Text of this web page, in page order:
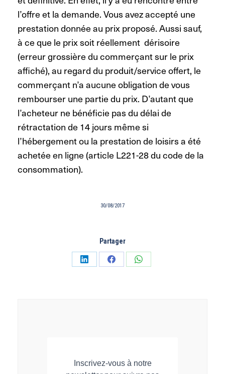
l’offre et la demande. Vous avez accepté une
prestation donnée au prix proposé. Aussi sauf,
à ce que le prix soit réellement dérisoire
(erreur grossière du commerçant sur le prix
affiché), au regard du produit/service offert, le
commerçant n’a aucune obligation de vous
rembourser une partie du prix. D’autant que
l’acheteur ne bénéficie pas du délai de
rétractation de 14 jours même si
l’hébergement ou la prestation de loisirs a été
achetée en ligne (article L221-28 du code de la
consommation).
30/08/2017
Partager
PartagerPartagerPartager